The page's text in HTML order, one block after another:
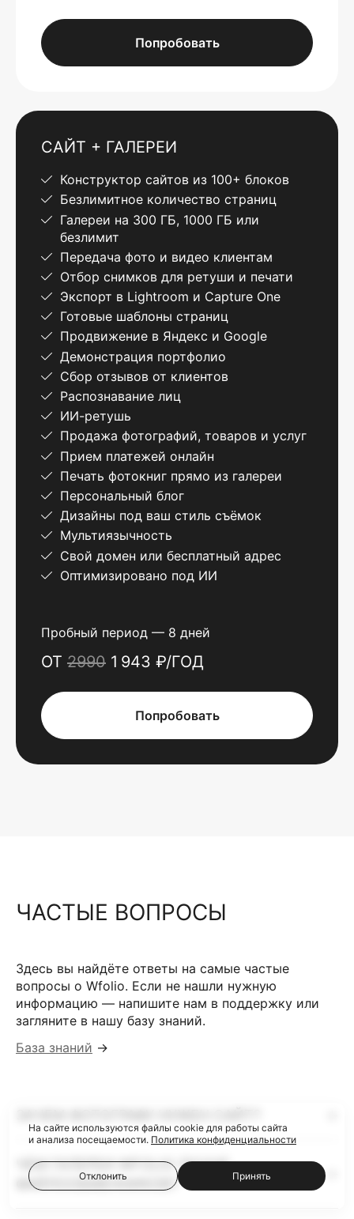
Попробовать
САЙТ + ГАЛЕРЕИ
Конструктор сайтов из 100+ блоков
Безлимитное количество страниц
Галереи на 300 ГБ, 1000 ГБ или
безлимит
Передача фото и видео клиентам
Отбор снимков для ретуши и печати
Экспорт в Lightroom и Capture One
Готовые шаблоны страниц
Продвижение в Яндекс и Google
Демонстрация портфолио
Сбор отзывов от клиентов
Распознавание лиц
ИИ-ретушь
Продажа фотографий, товаров и услуг
Прием платежей онлайн
Печать фотокниг прямо из галереи
Персональный блог
Дизайны под ваш стиль съёмок
Мультиязычность
Свой домен или бесплатный адрес
Оптимизировано под ИИ
Пробный период — 8 дней
ОТ 2990 1 943 ₽/ГОД
Попробовать
ЧАСТЫЕ ВОПРОСЫ
Здесь вы найдёте ответы на самые частые
вопросы о Wfolio. Если не нашли нужную
информацию — напишите нам в поддержку или
загляните в нашу базу знаний.
База знаний →
ЧЕМ ГАЛЕРЕИ WFOLIO ЛУЧШЕ
ФАЙЛООБМЕННИКОВ?
На сайте используются файлы cookie для работы сайта
и анализа посещаемости. Политика конфиденциальности
Отклонить Принять